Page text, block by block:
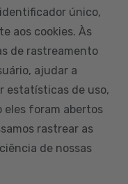
único,
aos cookies. Às
de rastreamento
ajudar a
estatísticas de uso,
eles foram abertos
rastrear as
de nossas